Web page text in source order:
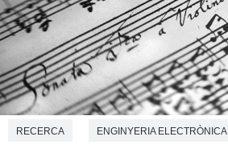
RECERCA ENGINYERIA ELECTRÒNICA